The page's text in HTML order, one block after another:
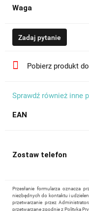
Waga
Zadaj pytanie
Pobierz produkt
Sprawdź również inne
EAN
Zostaw telefon
Przesłanie formularza oznacza
niezbędnych do kontaktu i
przetwarzanie przez
przetwarzane zgodnie zPolityką